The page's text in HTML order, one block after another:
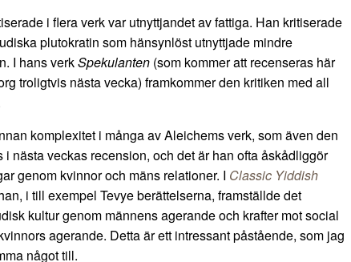
i flera verk var utnyttjandet av fattiga. Han kritiserade
plutokratin som hänsynlöst utnyttjade mindre
I hans verkSpekulanten (som kommer att recenseras här
troligtvis nästa vecka) framkommer den kritiken med all
komplexitet i många av Aleichems verk, som även den
i nästa veckas recension, och det är han ofta åskådliggör
genom kvinnor och mäns relationer. I Classic Yiddish
i till exempel Tevye berättelserna, framställde det
kultur genom männens agerande och krafter mot social
agerande. Detta är ett intressant påstående, som jag
något till.